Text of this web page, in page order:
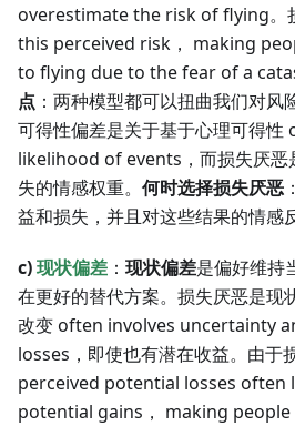
overestimate the risk of flying。
this perceived risk， making
to flying due to the fear of a
点 ：两种模型都可以扭曲我们对风
可得性偏差是关于基于心理可得
likelihood of events，而损失厌恶
失的情感权重。 何时选择损失厌恶
益和损失，并且对这些结果的情感
c)现状偏差 ： 现状偏差是偏好维持
在更好的替代方案。损失厌恶是现
改变 often involves uncertainty
losses，即使也有潜在收益。由于
perceived potential losses
potential gains， making